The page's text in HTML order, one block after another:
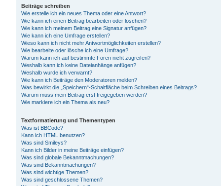
Beiträge schreiben
Wie erstelle ich ein neues Thema oder eine Antwort?
Wie kann ich einen Beitrag bearbeiten oder löschen?
Wie kann ich meinem Beitrag eine Signatur anfügen?
Wie kann ich eine Umfrage erstellen?
Wieso kann ich nicht mehr Antwortmöglichkeiten erstellen?
Wie bearbeite oder lösche ich eine Umfrage?
Warum kann ich auf bestimmte Foren nicht zugreifen?
Weshalb kann ich keine Dateianhänge anfügen?
Weshalb wurde ich verwarnt?
Wie kann ich Beiträge den Moderatoren melden?
Was bewirkt die „Speichern“-Schaltfläche beim Schreiben eines Beitrags?
Warum muss mein Beitrag erst freigegeben werden?
Wie markiere ich ein Thema als neu?
Textformatierung und Thementypen
Was ist BBCode?
Kann ich HTML benutzen?
Was sind Smileys?
Kann ich Bilder in meine Beiträge einfügen?
Was sind globale Bekanntmachungen?
Was sind Bekanntmachungen?
Was sind wichtige Themen?
Was sind geschlossene Themen?